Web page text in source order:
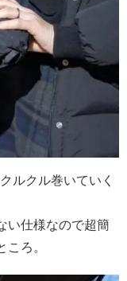
ルクル巻いていく
い仕様なので超簡
ろ。